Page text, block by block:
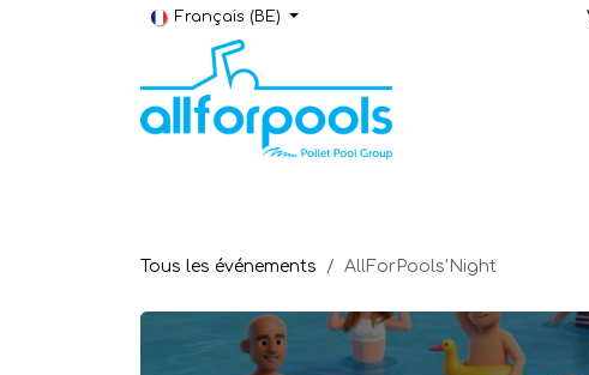
Se rendre au contenu
Français (BE)
Tous les événements AllForPools'Night